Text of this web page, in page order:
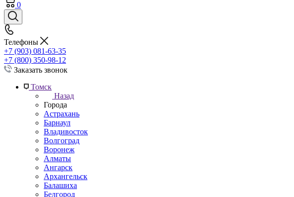
0
Телефоны
+7 (903) 081-63-35
+7 (800) 350-98-12
Заказать звонок
Томск
Назад
Города
Астрахань
Барнаул
Владивосток
Волгоград
Воронеж
Алматы
Ангарск
Архангельск
Балашиха
Белгород